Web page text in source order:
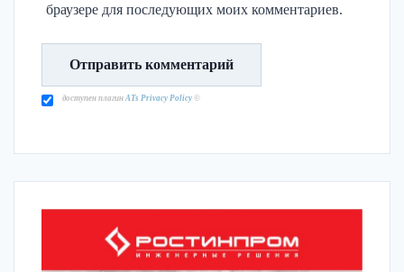
браузере для последующих моих комментариев.
доступен плагин ATs Privacy Policy ©